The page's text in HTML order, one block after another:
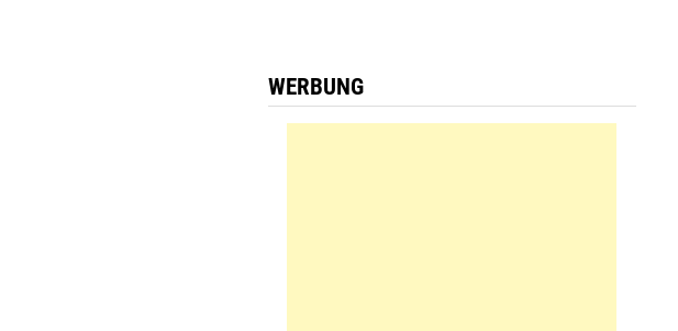
WERBUNG